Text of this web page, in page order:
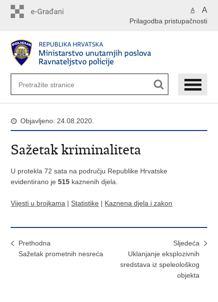
A A
Prilagodba pristupačnosti
Objavljeno: 24.08.2020.
Sažetak kriminaliteta
U protekla 72 sata na području Republike Hrvatske
evidentirano je 515 kaznenih djela.
Vijesti u brojkama | Statistike | Kaznena djela i zakon
Prethodna
Sažetak prometnih nesreća
Sljedeća
Uklanjanje eksplozivnih
sredstava iz speleološkog
objekta